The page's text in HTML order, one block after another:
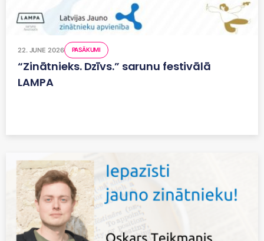
22. JUNE 2026 PASĀKUMI
“Zinātnieks. Dzīvs.” sarunu festivālā
LAMPA